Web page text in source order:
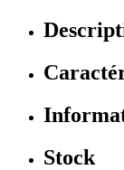
Stock